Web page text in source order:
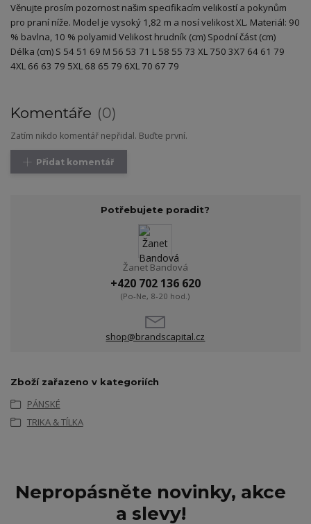
Věnujte prosím pozornost našim specifikacím velikostí a pokynům
pro praní níže. Model je vysoký 1,82 m a nosí velikost XL. Materiál: 90
% bavlna, 10 % polyamid Velikost hrudník (cm) Spodní část (cm)
Délka (cm) S 54 51 69 M 56 53 71 L 58 55 73 XL 750 3X7 64 61 79
4XL 66 63 79 5XL 68 65 79 6XL 70 67 79
Komentáře 0
Zatím nikdo komentář nepřidal. Buďte první.
Přidat komentář
Potřebujete poradit?
Žanet Bandová
+420 702 136 620
(Po-Ne, 8-20 hod.)
shop@brandscapital.cz
Zboží zařazeno v kategoriích
PÁNSKÉ
TRIKA & TÍLKA
Nepropásněte novinky, akce
a slevy!